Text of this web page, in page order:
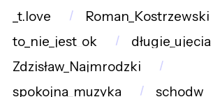
_t.love
Roman_Kostrzewski
to_nie_jest_ok
długie_ujęcia
Zdzisław_Najmrodzki
spokojna_muzyka
schodw